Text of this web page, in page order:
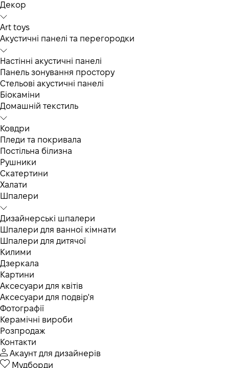
Декор
Art toys
Акустичні панелі та перегородки
Настінні акустичні панелі
Панель зонування простору
Стельові акустичні панелі
Біокаміни
Домашній текстиль
Ковдри
Пледи та покривала
Постільна білизна
Рушники
Скатертини
Халати
Шпалери
Дизайнерські шпалери
Шпалери для ванної кімнати
Шпалери для дитячої
Килими
Дзеркала
Картини
Аксесуари для квітів
Аксесуари для подвір'я
Фотографії
Керамічні вироби
Розпродаж
Контакти
Акаунт для дизайнерів
Мудборди